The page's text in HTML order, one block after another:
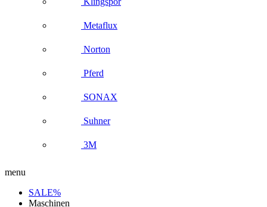
Metaflux
Norton
Pferd
SONAX
Suhner
3M
menu
SALE%
Maschinen